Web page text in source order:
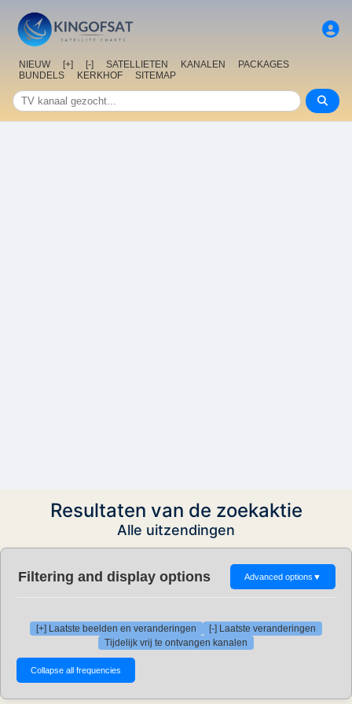
NIEUW [+] [-] SATELLIETEN KANALEN
PACKAGES
BUNDELS
KERKHOF SITEMAP
Resultaten van de zoekaktie
Alle uitzendingen
Filtering and display options Advanced options ▼
[+] Laatste beelden en veranderingen
[-] Laatste veranderingen
Tijdelijk vrij te ontvangen kanalen